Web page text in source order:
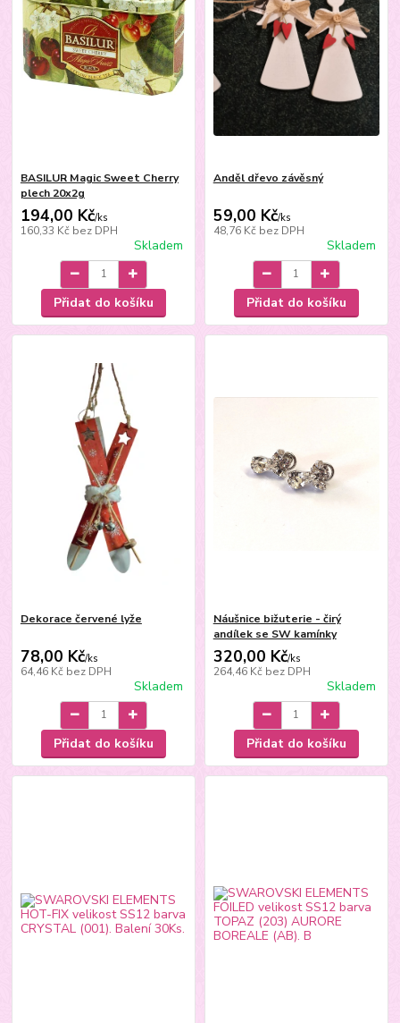
BASILUR Magic Sweet Cherry
plech 20x2g
194,00 Kč/ks
160,33 Kč bez DPH
Skladem
Přidat do košíku
Anděl dřevo závěsný
59,00 Kč/ks
48,76 Kč bez DPH
Skladem
Přidat do košíku
Dekorace červené lyže
78,00 Kč/ks
64,46 Kč bez DPH
Skladem
Přidat do košíku
Náušnice bižuterie - čirý
andílek se SW kamínky
320,00 Kč/ks
264,46 Kč bez DPH
Skladem
Přidat do košíku